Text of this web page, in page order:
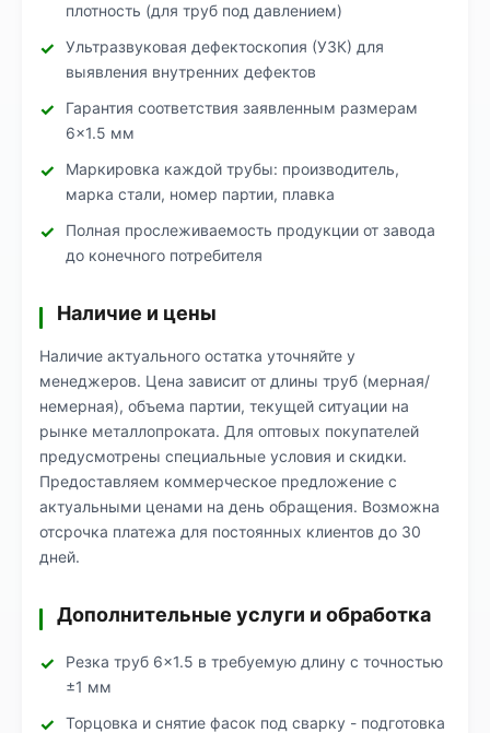
плотность (для труб под давлением)
Ультразвуковая дефектоскопия (УЗК) для
выявления внутренних дефектов
Гарантия соответствия заявленным размерам
6×1.5 мм
Маркировка каждой трубы: производитель,
марка стали, номер партии, плавка
Полная прослеживаемость продукции от завода
до конечного потребителя
Наличие и цены
Наличие актуального остатка уточняйте у
менеджеров. Цена зависит от длины труб (мерная/
немерная), объема партии, текущей ситуации на
рынке металлопроката. Для оптовых покупателей
предусмотрены специальные условия и скидки.
Предоставляем коммерческое предложение с
актуальными ценами на день обращения. Возможна
отсрочка платежа для постоянных клиентов до 30
дней.
Дополнительные услуги и обработка
Резка труб 6×1.5 в требуемую длину с точностью
±1 мм
Торцовка и снятие фасок под сварку - подготовка